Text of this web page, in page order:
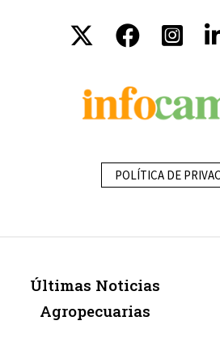
POLÍTICA DE
Últimas Noticias
Agropecuarias